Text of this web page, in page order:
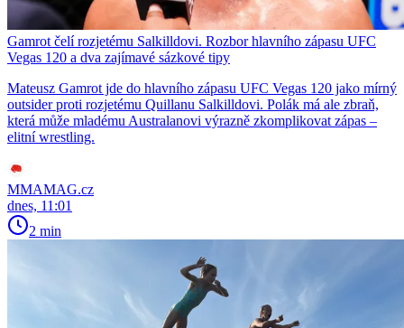
Gamrot čelí rozjetému Salkilldovi. Rozbor hlavního zápasu UFC
Vegas 120 a dva zajímavé sázkové tipy
Mateusz Gamrot jde do hlavního zápasu UFC Vegas 120 jako mírný
outsider proti rozjetému Quillanu Salkilldovi. Polák má ale zbraň,
která může mladému Australanovi výrazně zkomplikovat zápas –
elitní wrestling.
MMAMAG.cz
dnes, 11:01
2 min